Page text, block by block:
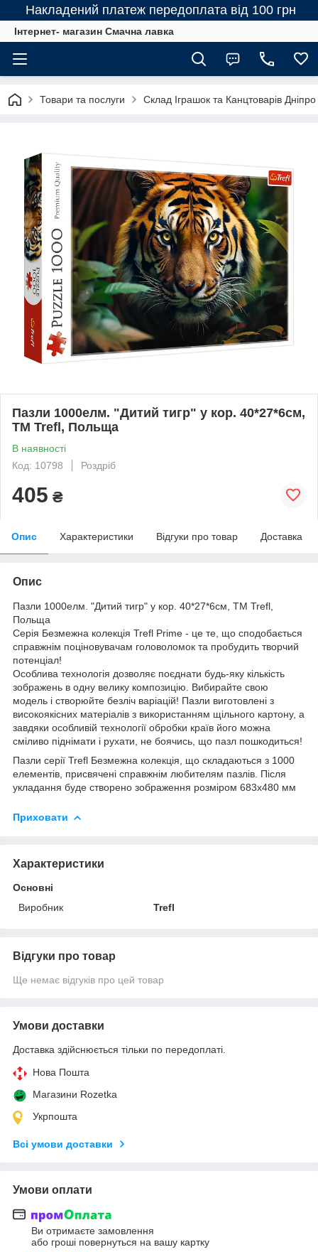
Накладений платеж передоплата від 100 грн
Інтернет- магазин Смачна лавка
Товари та послуги Склад Іграшок та Канцтоварів Дніпро
Пазли 1000елм. "Дитий тигр" у кор. 40*27*6см,
ТМ Trefl, Польща
В наявності
Код: 10798
Роздріб
405 ₴
Опис Характеристики Відгуки про товар Доставка
Опис
Пазли 1000елм. "Дитий тигр" у кор. 40*27*6см, ТМ Trefl,
Польща
Серія Безмежна колекція Trefl Prime - це те, що сподобається
справжнім поціновувачам головоломок та пробудить творчий
потенціал!
Особлива технологія дозволяє поєднати будь-яку кількість
зображень в одну велику композицію. Вибирайте свою
модель і створюйте безліч варіацій! Пазли виготовлені з
високоякісних матеріалів з використанням щільного картону, а
завдяки особливій технології обробки країв його можна
сміливо піднімати і рухати, не боячись, що пазл пошкодиться!
Пазли серії Trefl Безмежна колекція, що складаються з 1000
елементів, присвячені справжнім любителям пазлів. Після
укладання буде створено зображення розміром 683х480 мм
Приховати
Характеристики
Основні
Виробник
Trefl
Відгуки про товар
Ще немає відгуків про цей товар
Умови доставки
Доставка здійснюється тільки по передоплаті.
Нова Пошта
Магазини Rozetka
Укрпошта
Всі умови доставки
Умови оплати
Ви отримаєте замовлення
або гроші повернуться на вашу картку